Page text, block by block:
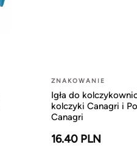
ZNAKOWANIE
Igła do
kolczyki Canagri i
Canagri
16.40 PLN